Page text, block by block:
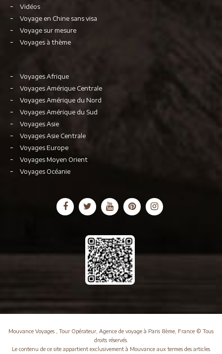
Vidéos
Voyage en Chine sans visa
Voyage sur mesure
Voyages à thème
Voyages Afrique
Voyages Amérique Centrale
Voyages Amérique du Nord
Voyages Amérique du Sud
Voyages Asie
Voyages Asie Centrale
Voyages Europe
Voyages Moyen Orient
Voyages Océanie
Mouvance Voyages , Tour Opérateur, Agence de voyage à Paris 8ème, France © Tous
droits réservés.
Le contenu de ce site appartient exclusivement à Mouvance aux termes des articles